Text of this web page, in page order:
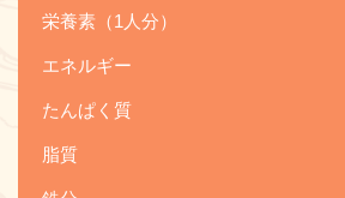
栄養素（1人分）
エネルギー
たんぱく質
脂質